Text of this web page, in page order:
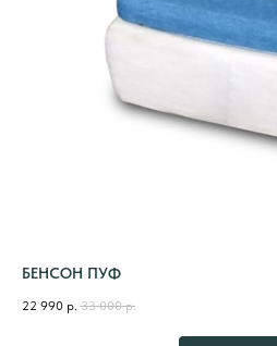
БЕНСОН ПУФ
22 990 р. 33 000 р.